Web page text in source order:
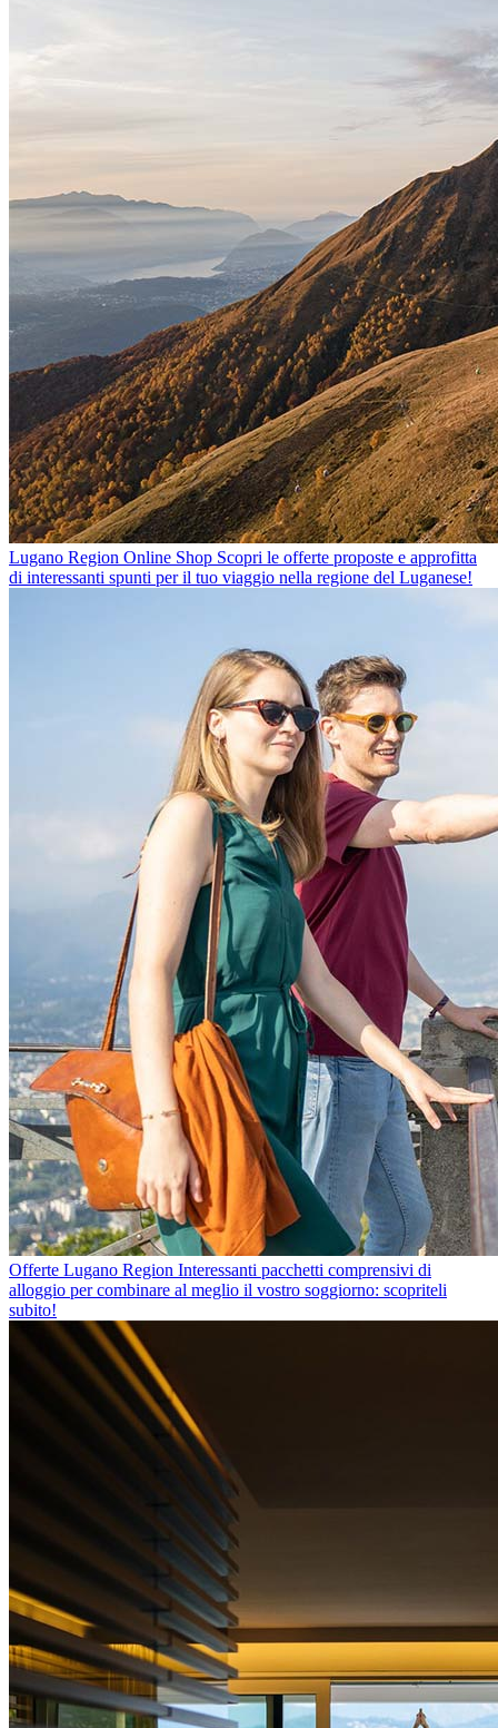
Lugano Region Online Shop Scopri le offerte proposte e approfitta
di interessanti spunti per il tuo viaggio nella regione del Luganese!
Offerte Lugano Region Interessanti pacchetti comprensivi di
alloggio per combinare al meglio il vostro soggiorno: scopriteli
subito!